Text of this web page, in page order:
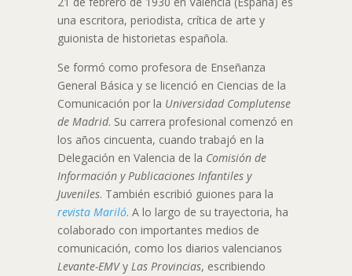
una escritora, periodista, crítica de arte y
guionista de historietas española.
Se formó como profesora de Enseñanza
General Básica y se licenció en Ciencias de la
Comunicación por la Universidad Complutense
de Madrid. Su carrera profesional comenzó en
los años cincuenta, cuando trabajó en la
Delegación en Valencia de la Comisión de
Información y Publicaciones Infantiles y
Juveniles. También escribió guiones para la
revista Mariló. A lo largo de su trayectoria, ha
colaborado con importantes medios de
comunicación, como los diarios valencianos
Levante-EMVy Las Provincias, escribiendo